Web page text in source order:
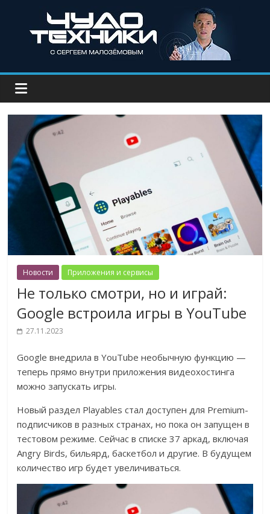
Новости Приложения и сервисы
Не только смотри, но и играй:
Google встроила игры в YouTube
27.11.2023
Google внедрила в YouTube необычную функцию —
теперь прямо внутри приложения видеохостинга
можно запускать игры.
Новый раздел Playables стал доступен для Premium-
подписчиков в разных странах, но пока он запущен в
тестовом режиме. Сейчас в списке 37 аркад, включая
Angry Birds, бильярд, баскетбол и другие. В будущем
количество игр будет увеличиваться.